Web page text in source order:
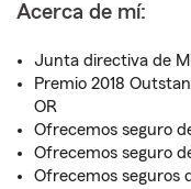
Acerca de mí:
Junta directiva de
Premio 2018
OR
Ofrecemos seguro
Ofrecemos seguro
Ofrecemos seguros